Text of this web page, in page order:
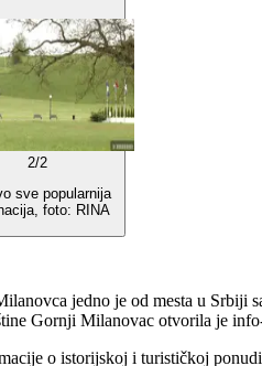
2/2
sve popularnija
foto: RINA
jedno je od mesta u Srbiji
Gornji Milanovac otvorila je
o istorijskoj i turističkoj